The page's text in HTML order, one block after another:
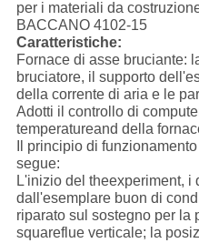
per i materiali da
BACCANO 4102-15
Caratteristiche:
Fornace di asse bruciante:
bruciatore, il supporto
della corrente di aria e le
Adotti il controllo di
temperatureand della
Il principio di
segue:
L'inizio del theexperiment, i
dall'esemplare buon di
riparato sul sostegno per la
squareflue verticale; la